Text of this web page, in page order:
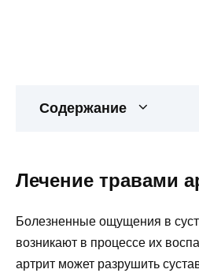
Содержание
Лечение травами
Болезненные ощущения в
возникают в процессе их
артрит может разрушить